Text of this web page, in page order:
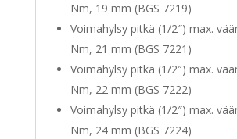
Nm, 19 mm (BGS 7219)
Voimahylsy pitkä (1/2″) max.
Nm, 21 mm (BGS 7221)
Voimahylsy pitkä (1/2″) max.
Nm, 22 mm (BGS 7222)
Voimahylsy pitkä (1/2″) max.
Nm, 24 mm (BGS 7224)